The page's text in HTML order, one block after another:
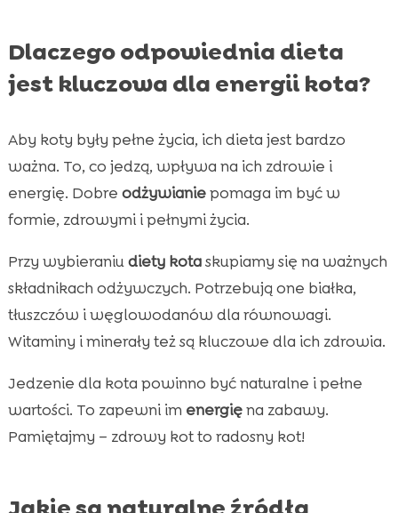
kota?
 Wniosek
Dlaczego odpowiednia dieta
jest kluczowa dla energii kota?
Aby koty były pełne życia, ich dieta jest bardzo
ważna. To, co jedzą, wpływa na ich zdrowie i
energię. Dobre odżywianiepomaga im być w
formie, zdrowymi i pełnymi życia.
Przy wybieraniudiety kotaskupiamy się na ważnych
składnikach odżywczych. Potrzebują one białka,
tłuszczów i węglowodanów dla równowagi.
Witaminy i minerały też są kluczowe dla ich zdrowia.
Jedzenie dla kota powinno być naturalne i pełne
wartości. To zapewni im energięna zabawy.
Pamiętajmy – zdrowy kot to radosny kot!